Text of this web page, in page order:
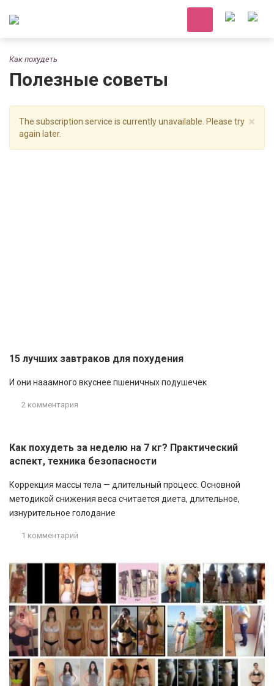
Как похудеть
Полезные советы
×
The subscription service is currently unavailable. Please try
again later.
15 лучших завтраков для похудения
И они нааамного вкуснее пшеничных подушечек
2 комментария
Как похудеть за неделю на 7 кг? Практический
аспект, техника безопасности
Коррекция массы тела — длительный процесс. Основной
методикой снижения веса считается диета, длительное,
изнурительное голодание
1 комментарий